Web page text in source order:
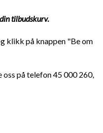
tilbudskurv.
klikk på knappen "Be om
oss på telefon 45 000 260,